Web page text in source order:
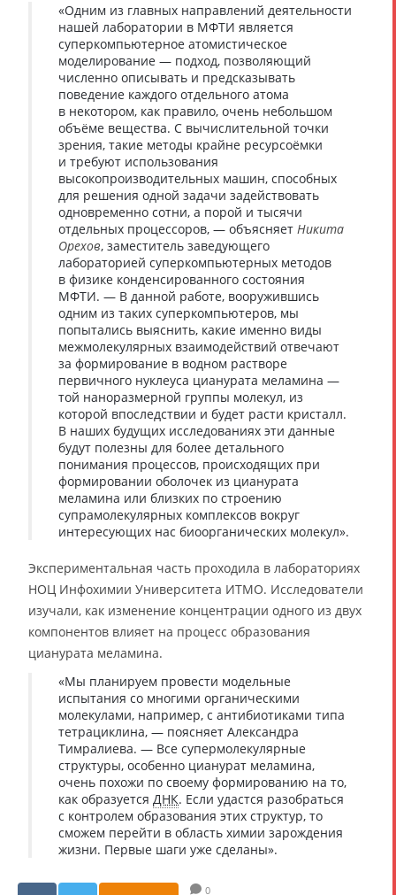
«Одним из главных направлений деятельности
нашей лаборатории в МФТИ является
суперкомпьютерное атомистическое
моделирование — подход, позволяющий
численно описывать и предсказывать
поведение каждого отдельного атома
в некотором, как правило, очень небольшом
объёме вещества. С вычислительной точки
зрения, такие методы крайне ресурсоёмки
и требуют использования
высокопроизводительных машин, способных
для решения одной задачи задействовать
одновременно сотни, а порой и тысячи
отдельных процессоров, — объясняет Никита
Орехов, заместитель заведующего
лабораторией суперкомпьютерных методов
в физике конденсированного состояния
МФТИ. — В данной работе, вооружившись
одним из таких суперкомпьютеров, мы
попытались выяснить, какие именно виды
межмолекулярных взаимодействий отвечают
за формирование в водном растворе
первичного нуклеуса цианурата меламина —
той наноразмерной группы молекул, из
которой впоследствии и будет расти кристалл.
В наших будущих исследованиях эти данные
будут полезны для более детального
понимания процессов, происходящих при
формировании оболочек из цианурата
меламина или близких по строению
супрамолекулярных комплексов вокруг
интересующих нас биоорганических молекул».
Экспериментальная часть проходила в лабораториях
НОЦ Инфохимии Университета ИТМО. Исследователи
изучали, как изменение концентрации одного из двух
компонентов влияет на процесс образования
цианурата меламина.
«Мы планируем провести модельные
испытания со многими органическими
молекулами, например, с антибиотиками типа
тетрациклина, — поясняет Александра
Тимралиева. — Все супермолекулярные
структуры, особенно цианурат меламина,
очень похожи по своему формированию на то,
как образуется ДНК. Если удастся разобраться
с контролем образования этих структур, то
сможем перейти в область химии зарождения
жизни. Первые шаги уже сделаны».
0